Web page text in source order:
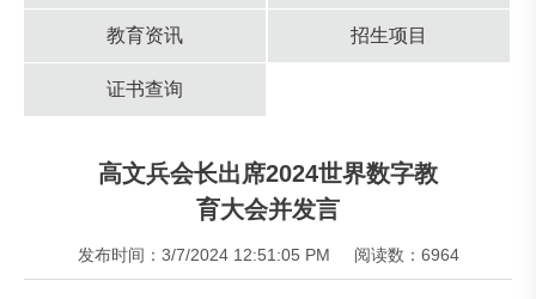
教育资讯 招生项目
证书查询
高文兵会长出席2024世界数字教
育大会并发言
发布时间：3/7/2024 12:51:05 PM 阅读数：6964